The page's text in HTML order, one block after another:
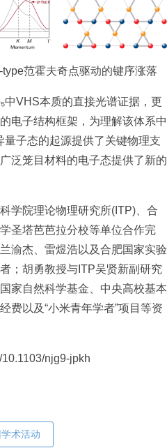
type范霍夫奇点驱动的键序涨落
中VHS本质的直接光谱证据，更
电子结构框架，为理解该体系中
子态的起源提供了关键物理支
泛笼目材料的电子态提供了新的
学院理论物理研究所(ITP)、合
圣塔芭芭拉分校等单位合作完
渝杰、雷煜浩以及合肥国家实验
；胡勇教授与ITP吴贤新副研究
家自然科学基金、中央高校基本
费以及“小米青年学者”项目等资
10.1103/njg9-jpkh
术活动